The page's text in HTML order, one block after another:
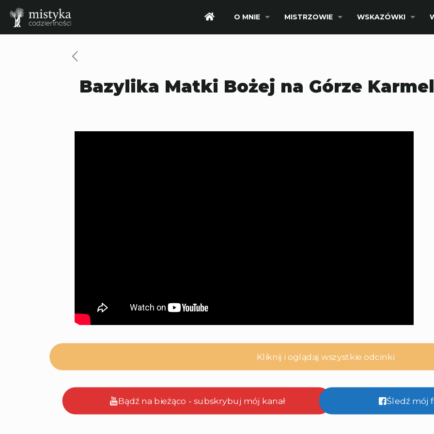
O MNIE MISTRZOWIE WSKAZÓWKI
Bazylika Matki Bożej na Górze Karmel
Kliknij i oglądaj wszystkie odcinki
Bądź na bieżąco - subskrybuj mój kanał Śledź mój